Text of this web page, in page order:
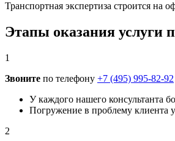
Транспортная экспертиза строится на
Этапы оказания услуги
1
Звоните по телефону +7 (495) 995-82-92
У каждого нашего консультанта
Погружение в проблему клиента
2